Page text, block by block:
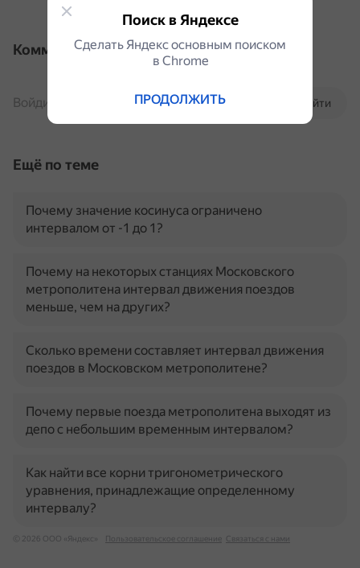
Комментарии
Войти
Войдите, чтобы комментировать
Ещё по теме
Почему значение косинуса ограничено
интервалом от -1 до 1?
Почему на некоторых станциях Московского
метрополитена интервал движения поездов
меньше, чем на других?
Сколько времени составляет интервал движения
поездов в Московском метрополитене?
Почему первые поезда метрополитена выходят из
депо с небольшим временным интервалом?
Как найти все корни тригонометрического
уравнения, принадлежащие определенному
интервалу?
© 2026 ООО «Яндекс» Пользовательское соглашение Связаться с нами
Поиск в Яндексе
Сделать Яндекс основным поиском
в Сhrome
ПРОДОЛЖИТЬ